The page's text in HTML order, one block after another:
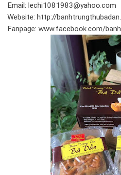
Email: lechi1081983@yahoo.com
Website: http://
Fanpage: www.facebook.com/